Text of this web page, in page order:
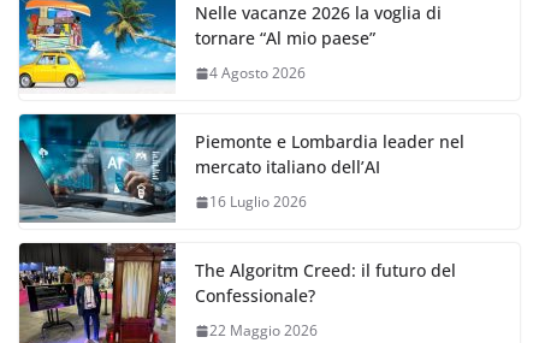
Nelle vacanze 2026 la voglia di
tornare “Al mio paese”
4 Agosto 2026
Piemonte e Lombardia leader nel
mercato italiano dell’AI
16 Luglio 2026
The Algoritm Creed: il futuro del
Confessionale?
22 Maggio 2026